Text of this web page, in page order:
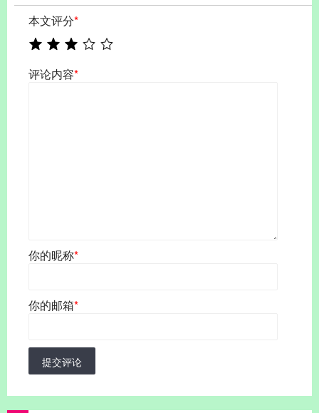
本文评分*
评论内容*
你的昵称*
你的邮箱*
提交评论